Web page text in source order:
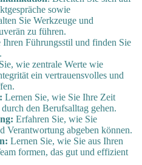
sowie
Sie Werkzeuge und
zu führen.
Ihren Führungsstil und finden Sie
wie zentrale Werte wie
ein vertrauensvolles und
Lernen Sie, wie Sie Ihre Zeit
den Berufsalltag gehen.
Erfahren Sie, wie Sie
Verantwortung abgeben können.
Lernen Sie, wie Sie aus Ihren
formen, das gut und effizient